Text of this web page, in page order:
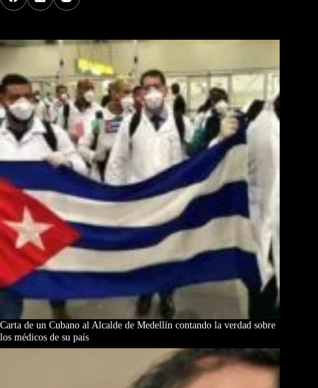
Carta de un Cubano al Alcalde de Medellín contando la verdad sobre
los médicos de su país